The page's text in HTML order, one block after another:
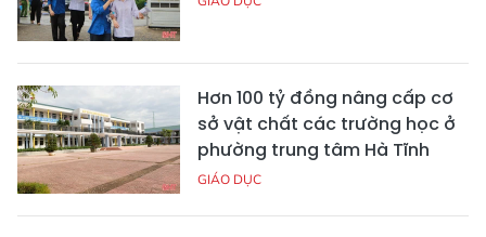
Hơn 100 tỷ đồng nâng cấp cơ
sở vật chất các trường học ở
phường trung tâm Hà Tĩnh
GIÁO DỤC